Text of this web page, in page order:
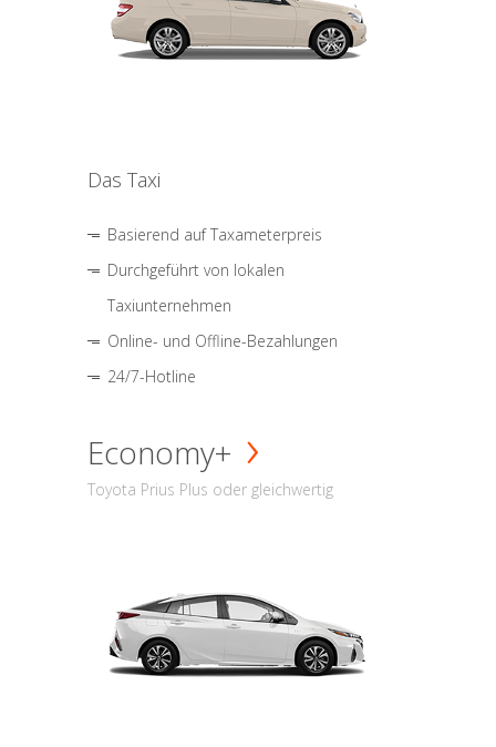
Das Taxi
Basierend auf Taxameterpreis
Durchgeführt von lokalen
Taxiunternehmen
Online- und Offline-Bezahlungen
24/7-Hotline
Economy+
Toyota Prius Plus oder gleichwertig